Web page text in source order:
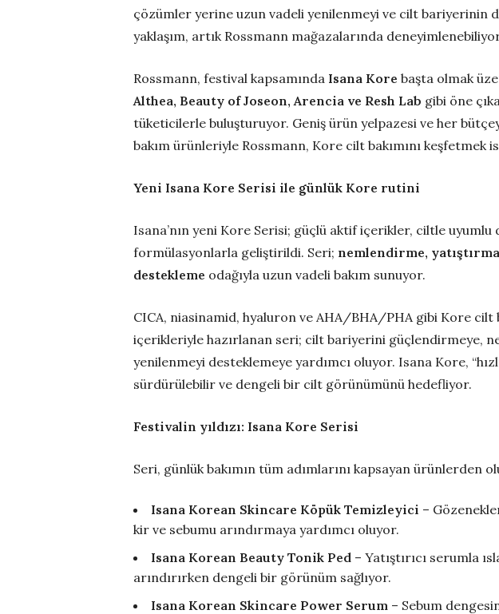
çözümler yerine uzun vadeli yenilenmeyi ve cilt bariyerinin
yaklaşım, artık Rossmann mağazalarında
Rossmann, festival kapsamında Isana Kore başta olmak
Althea, Beauty of Joseon, Arencia ve Resh Lab gibi öne
tüketicilerle buluşturuyor. Geniş ürün yelpazesi ve her
bakım ürünleriyle Rossmann, Kore cilt bakımını keşfetmek
Yeni Isana Kore Serisi ile günlük Kore rutini
Isana’nın yeni Kore Serisi; güçlü aktif içerikler, ciltle
formülasyonlarla geliştirildi. Seri; nemlendirme,
destekleme odağıyla uzun vadeli bakım sunuyor.
CICA, niasinamid, hyaluron ve AHA/BHA/PHA gibi Kore cilt
içerikleriyle hazırlanan seri; cilt bariyerini güçlendirmeye,
yenilenmeyi desteklemeye yardımcı oluyor. Isana Kore,
sürdürülebilir ve dengeli bir cilt görünümünü hedefliyor.
Festivalin yıldızı: Isana Kore Serisi
Seri, günlük bakımın tüm adımlarını kapsayan ürünlerden
Isana Korean Skincare Köpük Temizleyici –
kir ve sebumu arındırmaya yardımcı oluyor.
Isana Korean Beauty Tonik Ped – Yatıştırıcı serumla
arındırırken dengeli bir görünüm sağlıyor.
Isana Korean Skincare Power Serum – Sebum